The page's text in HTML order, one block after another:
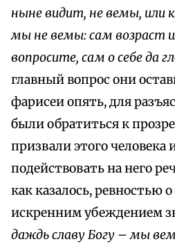
ныне видит, не вемы, или
мы не вемы: сам возраст
вопросите, сам о себе да
главный вопрос они
фарисеи опять, для
были обратиться к
призвали этого человека
подействовать на него
как казалось, ревностью
искренним убеждением
даждь славу Богу –мы